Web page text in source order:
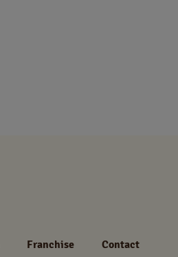
Franchise Contact